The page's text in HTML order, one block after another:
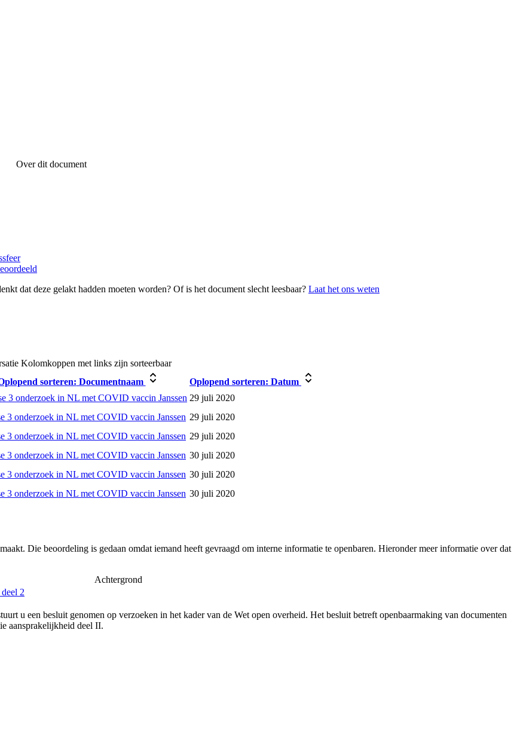
Over dit document
dat deze gelakt hadden moeten worden? Of is het document slecht leesbaar? Laat het ons weten
Kolomkoppen met links zijn sorteerbaar
sorteren: Documentnaam Oplopend sorteren: Datum
3 onderzoek in NL met COVID vaccin Janssen 29 juli 2020
3 onderzoek in NL met COVID vaccin Janssen 29 juli 2020
3 onderzoek in NL met COVID vaccin Janssen 29 juli 2020
3 onderzoek in NL met COVID vaccin Janssen 30 juli 2020
3 onderzoek in NL met COVID vaccin Janssen 30 juli 2020
3 onderzoek in NL met COVID vaccin Janssen 30 juli 2020
Die beoordeling is gedaan omdat iemand heeft gevraagd om interne informatie te openbaren. Hieronder meer informatie over dat
Achtergrond
2
u een besluit genomen op verzoeken in het kader van de Wet open overheid. Het besluit betreft openbaarmaking van documenten
aansprakelijkheid deel II.